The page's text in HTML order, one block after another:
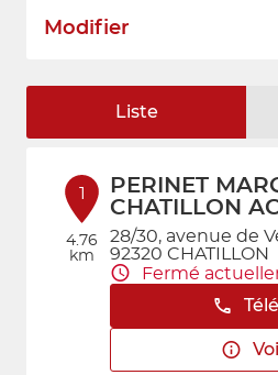
NOUS REJOINDRE
CONTACTEZ-NOUS
ESPACE ADHÉRENT
Modifier
Liste
1
4.76
km
PERINET
CHATILLON
28/30, avenue de
92320 CHATILLON
Fermé